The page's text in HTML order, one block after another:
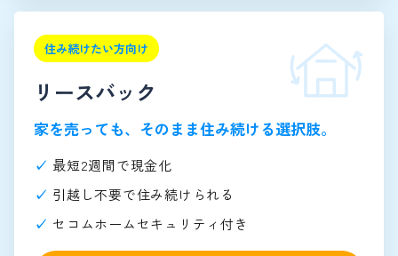
住み続けたい方向け
リースバック
家を売っても、そのまま住み続ける選択肢。
最短2週間で現金化
引越し不要で住み続けられる
セコムホームセキュリティ付き